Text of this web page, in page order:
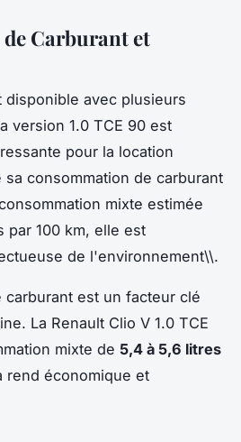
Carburant et
disponible avec plusieurs
version 1.0 TCE 90 est
pour la location
consommation de carburant
mixte estimée
par 100 km, elle est
de l'environnement\\.
carburant est un facteur clé
La Renault Clio V 1.0 TCE
mixte de 5,4 à 5,6 litres
rend économique et